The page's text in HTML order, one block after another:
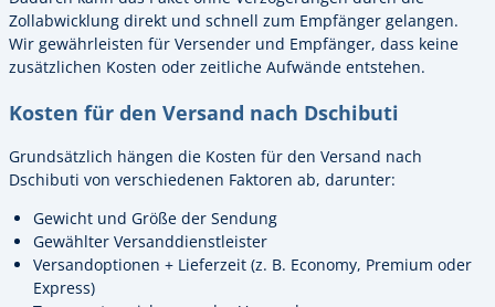
Zollabwicklung direkt und schnell zum Empfänger gelangen.
Wir gewährleisten für Versender und Empfänger, dass keine
zusätzlichen Kosten oder zeitliche Aufwände entstehen.
Kosten für den Versand nach Dschibuti
Grundsätzlich hängen die Kosten für den Versand nach
Dschibuti von verschiedenen Faktoren ab, darunter:
Gewicht und Größe der Sendung
Gewählter Versanddienstleister
Versandoptionen + Lieferzeit (z. B. Economy, Premium oder
Express)